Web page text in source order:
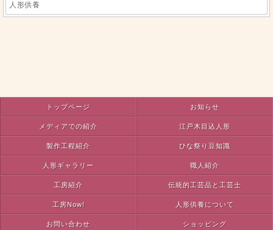
人形供養
トップページ お知らせ
メディアでの紹介 江戸木目込人形
製作工程紹介 ひな祭り豆知識
人形ギャラリー 職人紹介
工房紹介 伝統的工芸品と工芸士
工房Now! 人形供養について
お問い合わせ ショッピング